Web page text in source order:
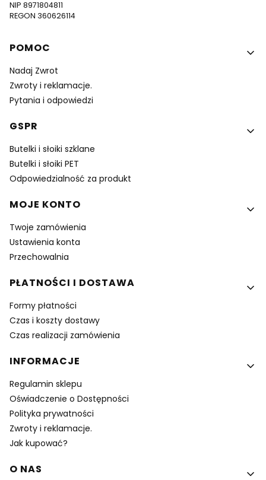
NIP 8971804811
REGON 360626114
Linki w stopce
POMOC
Nadaj Zwrot
Zwroty i reklamacje.
Pytania i odpowiedzi
GSPR
Butelki i słoiki szklane
Butelki i słoiki PET
Odpowiedzialność za produkt
MOJE KONTO
Twoje zamówienia
Ustawienia konta
Przechowalnia
PŁATNOŚCI I DOSTAWA
Formy płatności
Czas i koszty dostawy
Czas realizacji zamówienia
INFORMACJE
Regulamin sklepu
Oświadczenie o Dostępności
Polityka prywatności
Zwroty i reklamacje.
Jak kupować?
O NAS